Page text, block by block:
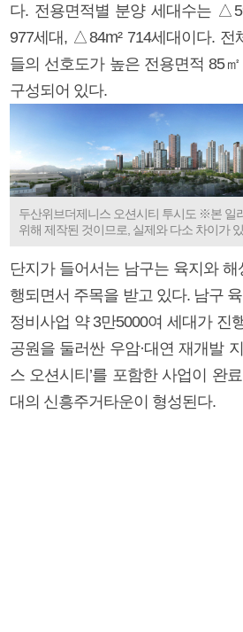
다. 전용면적별 분양 세대수는
977세대, △84m² 714세대이다. 전
들의 선호도가 높은 전용면적 85
구성되어 있다.
두산위브더제니스 오션시티 투시도 ※본 일
위해 제작된 것이므로, 실제와 다소 차이가
단지가 들어서는 남구는 육지와
행되면서 주목을 받고 있다. 남구
정비사업 약 3만5000여 세대가 진
공원을 둘러싼 우암·대연 재개발
스 오션시티’를 포함한 사업이 완
대의 신흥주거타운이 형성된다.